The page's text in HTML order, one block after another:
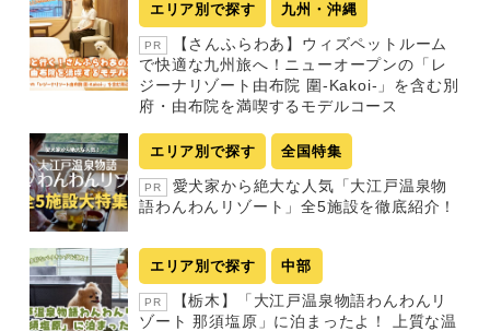
エリア別で探す 九州・沖縄
PR
【さんふらわあ】ウィズペットルーム
で快適な九州旅へ！ニューオープンの「レ
ジーナリゾート由布院 圍-Kakoi-」を含む別
府・由布院を満喫するモデルコース
エリア別で探す 全国特集
PR
愛犬家から絶大な人気「大江戸温泉物
語わんわんリゾート」全5施設を徹底紹介！
エリア別で探す 中部
PR
【栃木】「大江戸温泉物語わんわんリ
ゾート 那須塩原」に泊まったよ！ 上質な温